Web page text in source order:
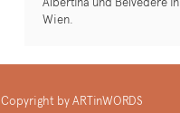
Wien.
Copyright by ARTinWORDS